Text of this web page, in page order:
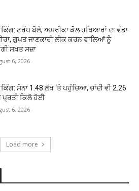
ਟਰੰਪ ਬੋਲੇ, ਅਮਰੀਕਾ ਕੋਲ ਹਥਿਆਰਾਂ ਦਾ ਵੱਡਾ
ਗੁਪਤ ਜਾਣਕਾਰੀ ਲੀਕ ਕਰਨ ਵਾਲਿਆਂ ਨੂੰ
ਸਖ਼ਤ ਸਜ਼ਾ
6, 2026
ਸੋਨਾ ₹1.48 ਲੱਖ ‘ਤੇ ਪਹੁੰਚਿਆ, ਚਾਂਦੀ ਵੀ ₹2.26
ਪ੍ਰਤੀ ਕਿਲੋ ਹੋਈ
6, 2026
Load more